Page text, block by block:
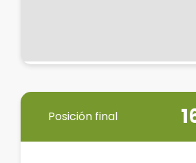
Posición final